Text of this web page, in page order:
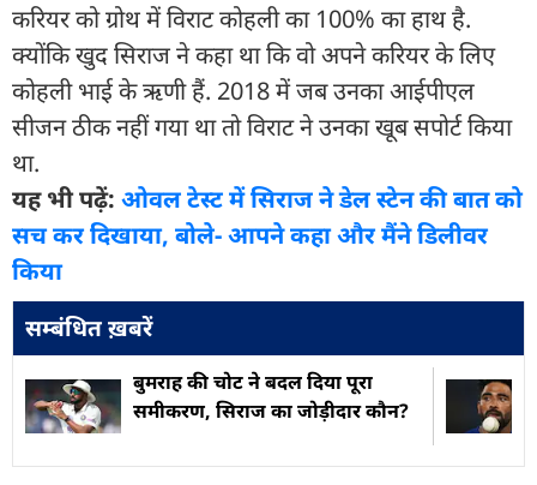
कर‍ियर को ग्रोथ में विराट कोहली का 100% का हाथ है.
क्योंकि खुद सिराज ने कहा था कि वो अपने कर‍ियर के ल‍िए
कोहली भाई के ऋणी हैं. 2018 में जब उनका आईपीएल
सीजन ठीक नहीं गया था तो विराट ने उनका खूब सपोर्ट किया
था.
यह भी पढ़ें: ओवल टेस्ट में सिराज ने डेल स्टेन की बात को
सच कर दिखाया, बोले- आपने कहा और मैंने डिलीवर
किया
सम्बंधित ख़बरें
बुमराह की चोट ने बदल दिया पूरा
समीकरण, सिराज का जोड़ीदार कौन?